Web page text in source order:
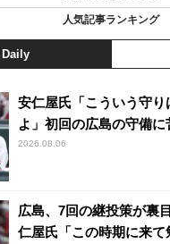
人気記事ランキング
Daily
安仁屋氏「こういう守
よ」初回の広島の守備に
2026.08.06
広島、7回の継投策が
仁屋氏「この時期に来て